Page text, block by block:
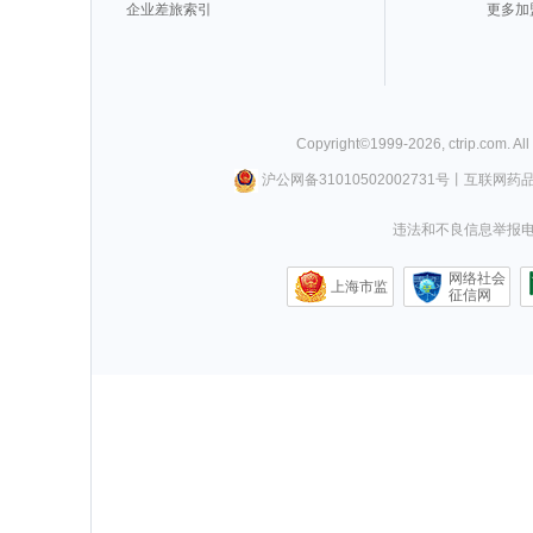
企业差旅索引
更多加
Copyright©1999-2026, ctrip.com.
沪公网备31010502002731号丨 互联网药
违法和不良信息举报
上海市监
网络社会
征信网